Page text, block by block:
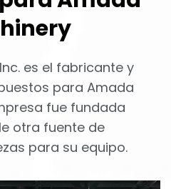
es el fabricante y
para Amada
fue fundada
otra fuente de
para su equipo.